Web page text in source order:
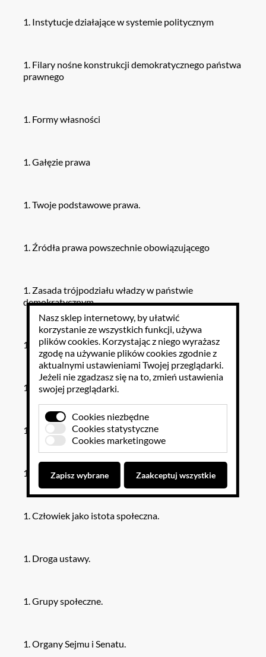
Instytucje działające w systemie politycznym
Filary nośne konstrukcji demokratycznego państwa
prawnego
Formy własności
Gałęzie prawa
Twoje podstawowe prawa.
Źródła prawa powszechnie obowiązującego
Zasada trójpodziału władzy w państwie
demokratycznym
Konwencja o prawach dziecka.
Sądownictwo.
Organy kontroli państwowej i ochrony prawa.
Związki zawodowe.
Człowiek jako istota społeczna.
Droga ustawy.
Grupy społeczne.
Organy Sejmu i Senatu.
Nasz sklep internetowy, by ułatwić
korzystanie ze wszystkich funkcji, używa
plików cookies. Korzystając z niego wyrażasz
zgodę na używanie plików cookies zgodnie z
aktualnymi ustawieniami Twojej przeglądarki.
Jeżeli nie zgadzasz się na to, zmień ustawienia
swojej przeglądarki.
Cookies niezbędne
Cookies statystyczne
Cookies marketingowe
Zapisz wybrane Zaakceptuj wszystkie